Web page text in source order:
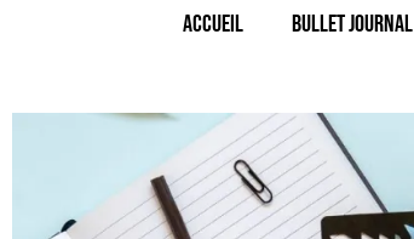
Accueil Bullet Journal